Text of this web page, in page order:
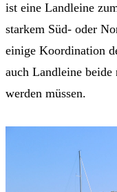
ist eine Landleine
starkem Süd- oder
einige Koordination
auch Landleine
werden müssen.